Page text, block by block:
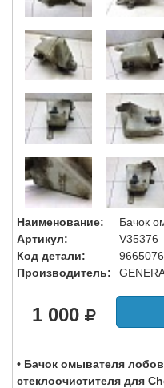
Наименование:
Бачок
Артикул:
V35376
Код детали:
Производитель:
1 000
• Бачок омывателя
стеклоочистителя для